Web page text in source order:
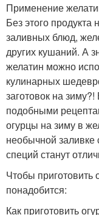
Применение
Без этого продукта
заливных блюд,
других кушаний. А
желатин можно
кулинарных
заготовок на
подобными
огурцы на зиму в
необычной
специй станут
Чтобы приготовить
понадобится:
Как приготовить